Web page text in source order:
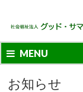
MENU
お知らせ